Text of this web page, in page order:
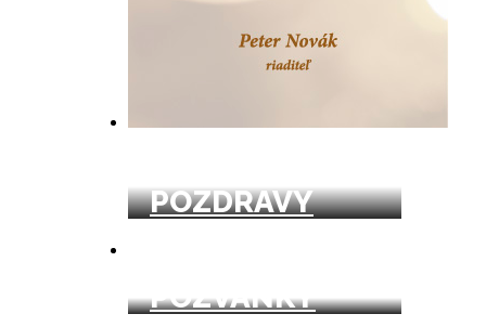
POZDRAVY
POZVÁNKY